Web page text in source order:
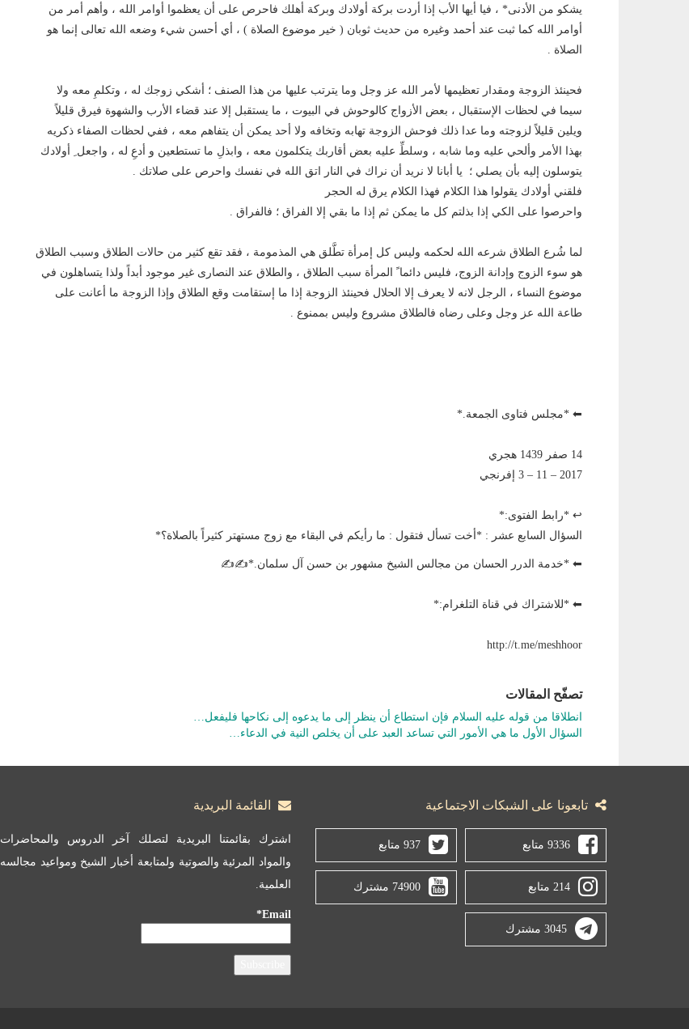
يشكو من الأدنى* ، فيا أيها الأب إذا أردت بركة أولادك وبركة أهلك فاحرص على أن يعظموا أوامر الله ، وأهم أمر من
أوامر الله كما ثبت عند أحمد وغيره من حديث ثوبان ( خير موضوع الصلاة ) ، أي أحسن شيء وضعه الله تعالى إنما هو
الصلاة .
فحينئذ الزوجة ومقدار تعظيمها لأمر الله عز وجل وما يترتب عليها من هذا الصنف ؛ أشكي زوجك له ، وتكلمِ معه ولا
سيما في لحظات الإستقبال ، بعض الأزواج كالوحوش في البيوت ، ما يستقبل إلا عند قضاء الأرب والشهوة فيرق قليلاً
ويلين قليلاً لزوجته وما عدا ذلك فوحش الزوجة تهابه وتخافه ولا أحد يمكن أن يتفاهم معه ، ففي لحظات الصفاء ذكريه
بهذا الأمر وألحي عليه وما شابه ، وسلطِّ عليه بعض أقاربك يتكلمون معه ، وابذلِ ما تستطعين و أدعِ له ، واجعل ِ أولادك
يتوسلون إليه بأن يصلي ؛ يا أبانا لا نريد أن نراك في النار اتق الله في نفسك واحرص على صلاتك .
فلقني أولادك يقولوا هذا الكلام فهذا الكلام يرق له الحجر
واحرصوا على الكي إذا بذلتم كل ما يمكن ثم إذا ما بقي إلا الفراق ؛ فالفراق .
لما شُرع الطلاق شرعه الله لحكمه وليس كل إمرأة تطَّلق هي المذمومة ، فقد تقع كثير من حالات الطلاق وسبب الطلاق
هو سوء الزوج وإدانة الزوج، فليس دائما ً المرأة سبب الطلاق ، والطلاق عند النصارى غير موجود أبداً ولذا يتساهلون في
موضوع النساء ، الرجل لانه لا يعرف إلا الحلال فحينئذ الزوجة إذا ما إستقامت وقع الطلاق وإذا الزوجة ما أعانت على
طاعة الله عز وجل وعلى رضاه فالطلاق مشروع وليس بممنوع .
⬅ *مجلس فتاوى الجمعة.*
14 صفر 1439 هجري
2017 – 11 – 3 إفرنجي
↩ *رابط الفتوى:*
السؤال السابع عشر : *أخت تسأل فتقول : ما رأيكم في البقاء مع زوج مستهتر كثيراً بالصلاة؟*
⬅ *خدمة الدرر الحسان من مجالس الشيخ مشهور بن حسن آل سلمان.*✍✍
⬅ *للاشتراك في قناة التلغرام:*
http://t.me/meshhoor
تصفّح المقالات
انطلاقا من قوله عليه السلام فإن استطاع أن ينظر إلى ما يدعوه إلى نكاحها فليفعل…
السؤال الأول ما هي الأمور التي تساعد العبد على أن يخلص النية في الدعاء…
تابعونا على الشبكات الاجتماعية
9336 متابع 937 متابع
214 متابع 74900 مشترك
3045 مشترك
القائمة البريدية
اشترك بقائمتنا البريدية لتصلك آخر الدروس والمحاضرات
والمواد المرئية والصوتية ولمتابعة أخبار الشيخ ومواعيد مجالسه
العلمية.
Email*